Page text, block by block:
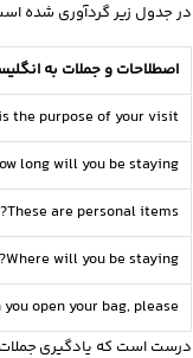
در جدول زیر گردآوری شده
اصطلاحات و جملات به
the purpose of your visit
long will you be staying?
These are personal items?
Where will you be staying?
you open your bag, please
درست است که یادگیری جملات